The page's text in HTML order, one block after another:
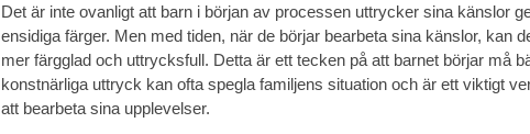
Det är inte ovanligt att barn i början av processen uttrycker sina känslor
ensidiga färger. Men med tiden, när de börjar bearbeta sina känslor, kan
mer färgglad och uttrycksfull. Detta är ett tecken på att barnet börjar må
konstnärliga uttryck kan ofta spegla familjens situation och är ett viktigt
att bearbeta sina upplevelser.